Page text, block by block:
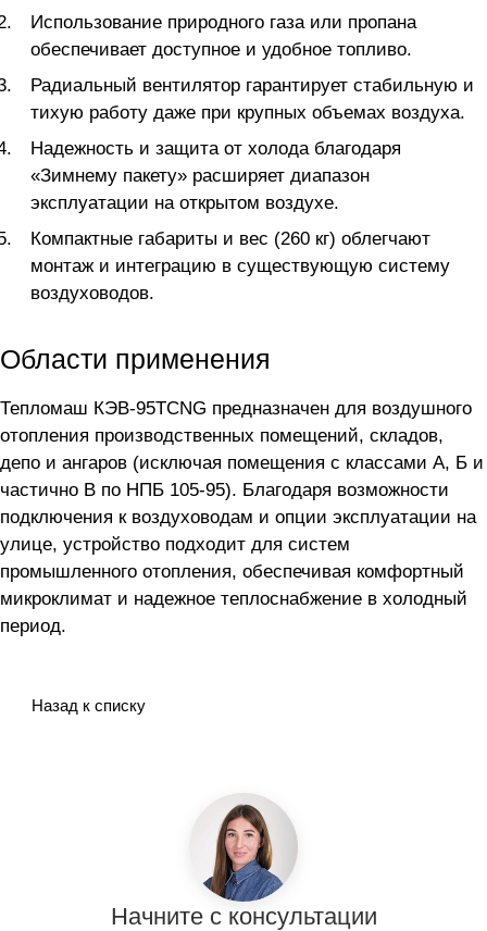
Использование природного газа или пропана
обеспечивает доступное и удобное топливо.
Радиальный вентилятор гарантирует стабильную и
тихую работу даже при крупных объемах воздуха.
Надежность и защита от холода благодаря
«Зимнему пакету» расширяет диапазон
эксплуатации на открытом воздухе.
Компактные габариты и вес (260 кг) облегчают
монтаж и интеграцию в существующую систему
воздуховодов.
Области применения
Тепломаш КЭВ-95TCNG предназначен для воздушного
отопления производственных помещений, складов,
депо и ангаров (исключая помещения с классами А, Б и
частично В по НПБ 105-95). Благодаря возможности
подключения к воздуховодам и опции эксплуатации на
улице, устройство подходит для систем
промышленного отопления, обеспечивая комфортный
микроклимат и надежное теплоснабжение в холодный
период.
Назад к списку
Начните с консультации